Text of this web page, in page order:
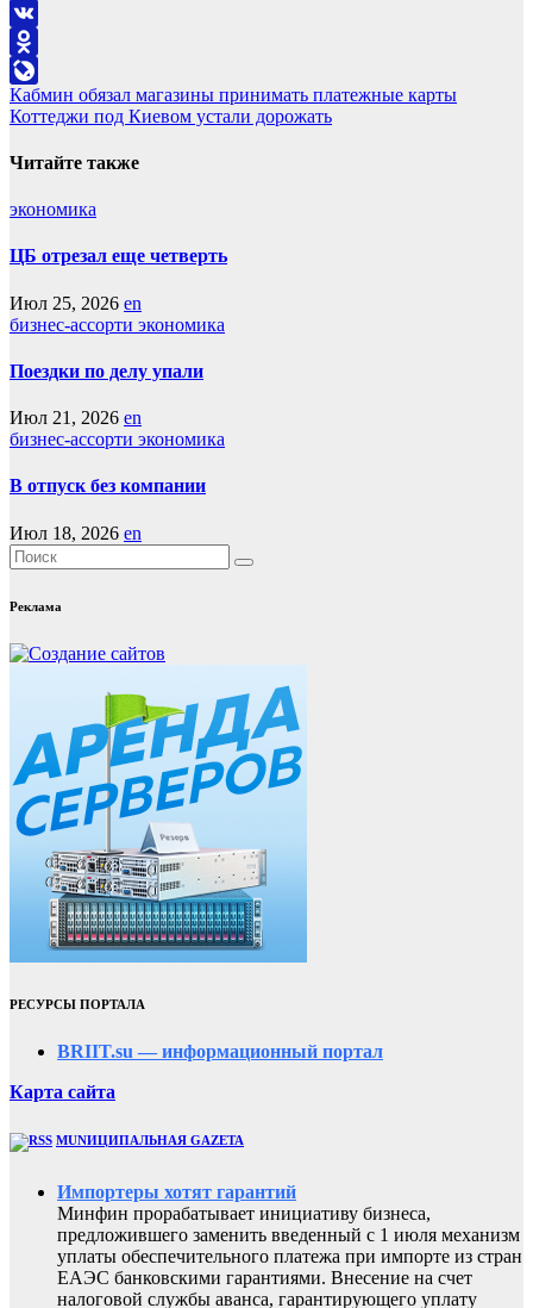
Telegram
VK
Odnoklassniki
LiveJournal
Навигация
по
записям
Кабмин обязал магазины принимать платежные карты
Коттеджи под Киевом устали дорожать
Читайте также
экономика
ЦБ отрезал еще четверть
Июл 25, 2026 en
бизнес-ассорти экономика
Поездки по делу упали
Июл 21, 2026 en
бизнес-ассорти экономика
В отпуск без компании
Июл 18, 2026 en
Реклама
РЕСУРСЫ ПОРТАЛА
BRIIT.su — информационный портал
Карта сайта
MUNИЦИПАЛЬНАЯ GAZЕТА
Импортеры хотят гарантий
Минфин прорабатывает инициативу бизнеса,
предложившего заменить введенный с 1 июля механизм
уплаты обеспечительного платежа при импорте из стран
ЕАЭС банковскими гарантиями. Внесение на счет
налоговой службы аванса, гарантирующего уплату